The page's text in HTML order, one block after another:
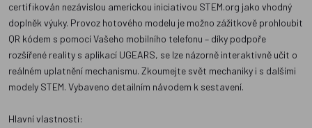
certifikován nezávislou americkou iniciativou STEM.org jako vhodný
doplněk výuky. Provoz hotového modelu je možno zážitkově prohloubit
QR kódem s pomocí Vašeho mobilního telefonu – díky podpoře
rozšířené reality s aplikací UGEARS, se lze názorně interaktivně učit o
reálném uplatnění mechanismu. Zkoumejte svět mechaniky i s dalšími
modely STEM. Vybaveno detailním návodem k sestavení.
Hlavní vlastnosti: